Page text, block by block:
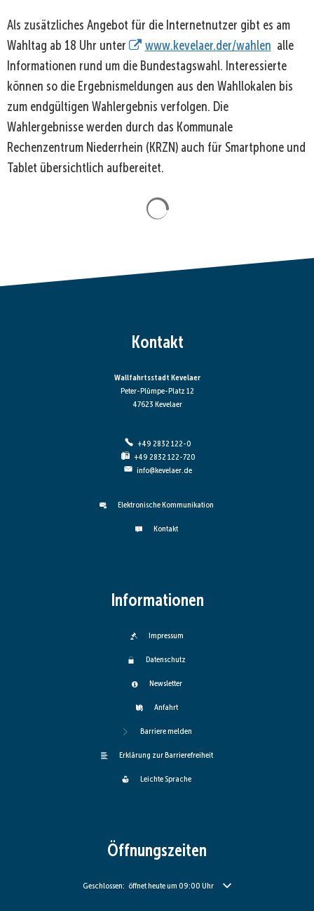
Als zusätzliches Angebot für die Internetnutzer gibt es am
Wahltag ab 18 Uhr unter
www.kevelaer.der/wahlen alle
Informationen rund um die Bundestagswahl. Interessierte
können so die Ergebnismeldungen aus den Wahllokalen bis
zum endgültigen Wahlergebnis verfolgen. Die
Wahlergebnisse werden durch das Kommunale
Rechenzentrum Niederrhein (KRZN) auch für Smartphone und
Tablet übersichtlich aufbereitet.
Kontakt
Wallfahrtsstadt Kevelaer
Peter-Plümpe-Platz 12
47623 Kevelaer
+49 2832 122-0
+49 2832 122-720
info@kevelaer.de
Elektronische Kommunikation
Kontakt
Informationen
Impressum
Datenschutz
Newsletter
Anfahrt
Barriere melden
Erklärung zur Barrierefreiheit
Leichte Sprache
Öffnungszeiten
Klicken, um weitere Öffnungs- oder Schließzeiten auszublenden
Geschlossen: öffnet heute um 09:00 Uhr